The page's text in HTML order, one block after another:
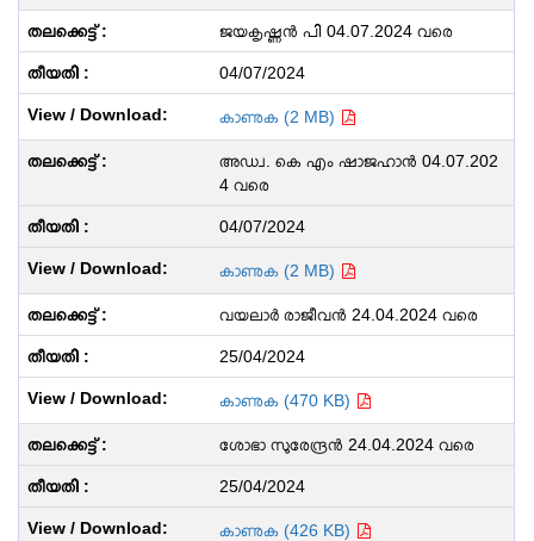
ജയകൃഷ്ണൻ പി 04.07.2024 വരെ
04/07/2024
കാണുക (2 MB)
അഡ്വ. കെ എം ഷാജഹാൻ 04.07.202
4 വരെ
04/07/2024
കാണുക (2 MB)
വയലാർ രാജീവൻ 24.04.2024 വരെ
25/04/2024
കാണുക (470 KB)
ശോഭാ സുരേന്ദ്രൻ 24.04.2024 വരെ
25/04/2024
കാണുക (426 KB)